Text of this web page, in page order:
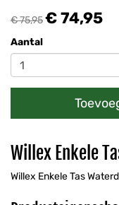
€ 75,95€ 74,95
Aantal
Willex Enkele
Willex Enkele Tas